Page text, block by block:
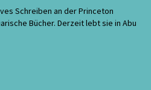
Schreiben an der Princeton
Bücher. Derzeit lebt sie in Abu